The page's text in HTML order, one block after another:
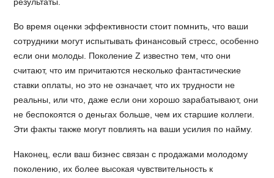
Во время оценки эффективности стоит помнить, что ваши
сотрудники могут испытывать финансовый стресс, особенно
если они молоды. Поколение Z известно тем, что они
считают, что им причитаются несколько фантастические
ставки оплаты, но это не означает, что их трудности не
реальны, или что, даже если они хорошо зарабатывают, они
не беспокоятся о деньгах больше, чем их старшие коллеги.
Эти факты также могут повлиять на ваши усилия по найму.
Наконец, если ваш бизнес связан с продажами молодому
поколению, их более высокая чувствительность к